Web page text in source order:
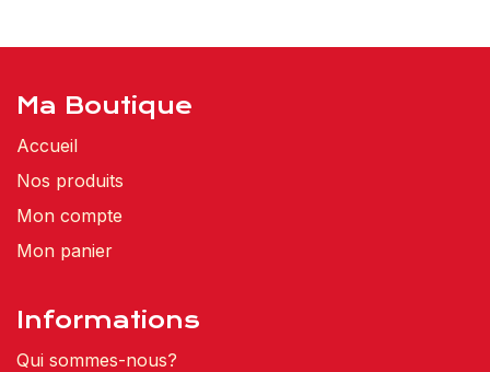
Ma Boutique
Accueil
Nos produits
Mon compte
Mon panier
Informations
Qui sommes-nous?